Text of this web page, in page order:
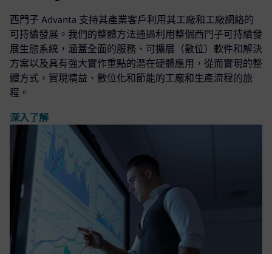
西門子 Advanta 支持其產業客戶利用其工廠和工廠網絡的
可持續發展。我們的整體方法通過利用整個西門子可持續發
展生態系統，涵蓋全面的服務、可擴展（數位）軟件和解決
方案以及具有強大實作重點的潛在硬體應用，從而實現的整
體方式，實現精益、數位化和節能的工廠和生產流程的旅
程。
深入了解